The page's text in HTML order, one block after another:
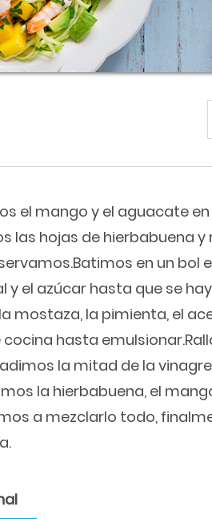
el mango y el aguacate
las hojas de hierbabuena
en un bol
y el azúcar hasta que se
mostaza, la pimienta, el
hasta
la mitad de la
la hierbabuena, el
a mezclarlo todo,